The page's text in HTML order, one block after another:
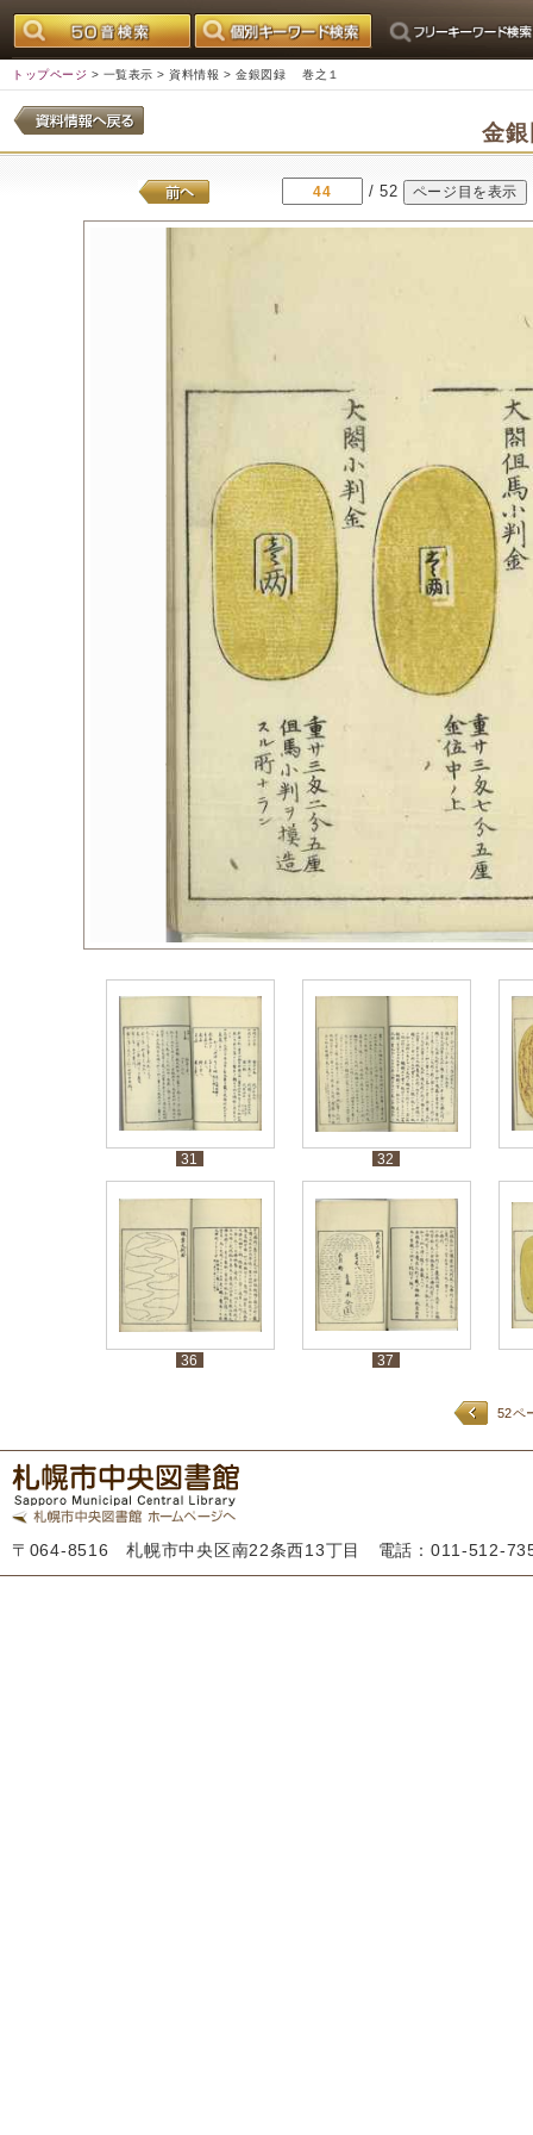
トップページ > 一覧表示 > 資料情報 > 金銀図録 巻之１
金
/ 52
31 32
36 37
52ペ
〒064-8516 札幌市中央区南22条西13丁目 電話：011-512-